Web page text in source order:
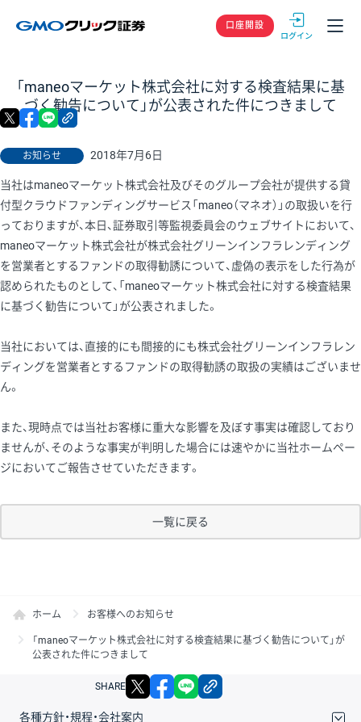
GMOクリック
口座開設
「maneoマーケット株式会社に対する検査結果に基
づく勧告について」が公表された件につきまして
お知らせ 2018年7月6日
X facebook
当社はmaneoマーケット株式会社及びそのグループ会社が提供する貸
付型クラウドファンディングサービス「maneo（マネオ）」の取扱いを行
っておりますが、本日、証券取引等監視委員会のウェブサイトにおいて、
maneoマーケット株式会社が株式会社グリーンインフラレンディング
を営業者とするファンドの取得勧誘について、虚偽の表示をした行為が
認められたものとして、「maneoマーケット株式会社に対する検査結果
に基づく勧告について」が公表されました。
当社においては、直接的にも間接的にも株式会社グリーンインフラレン
ディングを営業者とするファンドの取得勧誘の取扱の実績はございませ
ん。
また、現時点では当社お客様に重大な影響を及ぼす事実は確認しており
ませんが、そのような事実が判明した場合には速やかに当社ホームペー
ジにおいてご報告させていただきます。
一覧に戻る
ホーム お客様へのお知らせ
「maneoマーケット株式会社に対する検査結果に基づく勧告について」が
公表された件につきまして
SHARE X facebook
各種方針・規程・会社案内